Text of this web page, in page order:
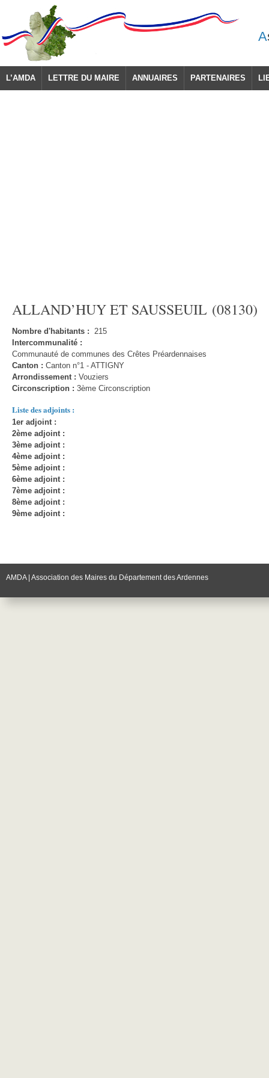
A
L’AMDA LETTRE DU MAIRE ANNUAIRES PARTENAIRES
ALLAND’HUY ET SAUSSEUIL (08130)
Nombre d'habitants : 215
Intercommunalité :
Communauté de communes des Crêtes Préardennaises
Canton : Canton n°1 - ATTIGNY
Arrondissement : Vouziers
Circonscription : 3ème Circonscription
Liste des adjoints :
1er adjoint :
2ème adjoint :
3ème adjoint :
4ème adjoint :
5ème adjoint :
6ème adjoint :
7ème adjoint :
8ème adjoint :
9ème adjoint :
AMDA | Association des Maires du Département des Ardennes